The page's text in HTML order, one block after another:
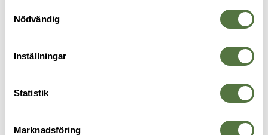
Nödvändig
Inställningar
Statistik
Marknadsföring